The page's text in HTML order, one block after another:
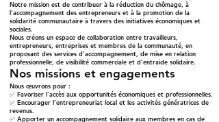
Notre mission est de contribuer à la réduction du chômage, à
l’accompagnement des entrepreneurs et à la promotion de la
solidarité communautaire à travers des initiatives économiques et
sociales.
Nous créons un espace de collaboration entre travailleurs,
entrepreneurs, entreprises et membres de la communauté, en
proposant des services d’accompagnement, de mise en relation
professionnelle, de visibilité commerciale et d’entraide solidaire.
Nos missions et engagements
Nous œuvrons pour :
✅ Favoriser l’accès aux opportunités économiques et professionnelles.
✅ Encourager l’entrepreneuriat local et les activités génératrices de
revenus.
✅ Apporter un accompagnement solidaire aux membres en cas de